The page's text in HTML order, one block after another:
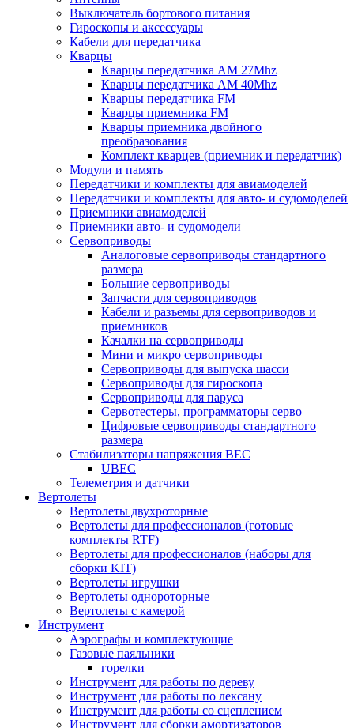
Выключатель бортового питания
Гироскопы и аксессуары
Кабели для передатчика
Кварцы
Кварцы передатчика AM 27Mhz
Кварцы передатчика AM 40Mhz
Кварцы передатчика FM
Кварцы приемника FM
Кварцы приемника двойного
преобразования
Комплект кварцев (приемник и передатчик)
Модули и память
Передатчики и комплекты для авиамоделей
Передатчики и комплекты для авто- и судомоделей
Приемники авиамоделей
Приемники авто- и судомодели
Сервоприводы
Аналоговые сервоприводы стандартного
размера
Большие сервоприводы
Запчасти для сервоприводов
Кабели и разъемы для сервоприводов и
приемников
Качалки на сервоприводы
Мини и микро сервоприводы
Сервоприводы для выпуска шасси
Сервоприводы для гироскопа
Сервоприводы для паруса
Сервотестеры, программаторы серво
Цифровые сервоприводы стандартного
размера
Стабилизаторы напряжения BEC
UBEC
Телеметрия и датчики
Вертолеты
Вертолеты двухроторные
Вертолеты для профессионалов (готовые
комплекты RTF)
Вертолеты для профессионалов (наборы для
сборки KIT)
Вертолеты игрушки
Вертолеты однороторные
Вертолеты с камерой
Инструмент
Аэрографы и комплектующие
Газовые паяльники
горелки
Инструмент для работы по дереву
Инструмент для работы по лексану
Инструмент для работы со сцеплением
Инструмент для сборки амортизаторов